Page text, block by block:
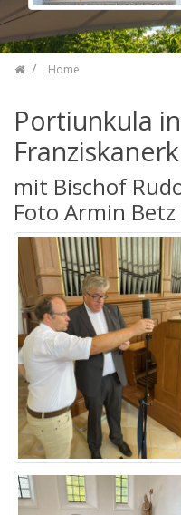
Home
Portiunkula
mit Bischof
Foto Armin Betz